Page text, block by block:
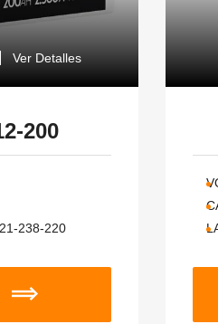
Ver Detalles
200
238-220